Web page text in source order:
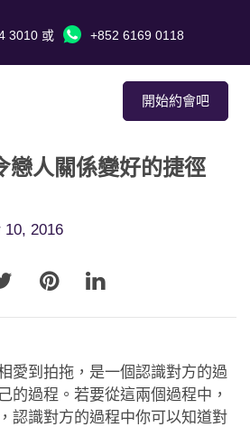
3010 或 +852 6169 0118
開始約會吧
戀人關係變好的捷徑
10, 2016
愛到拍拖，是一個認識對方的過
的過程。若要從這兩個過程中，
認識對方的過程中你可以知道對